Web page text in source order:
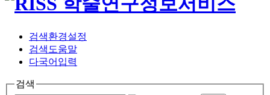
검색환경설정
검색도움말
다국어입력
검색